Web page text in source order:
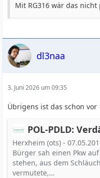
Mit RG316 wär das nicht
dl3naa
3. Juni 2026 um 09:35
Übrigens ist das schon vor
POL-PDLD:
Herxheim (ots) -
Bürger sah einen Pkw
stehen, aus dem
vermutete,…